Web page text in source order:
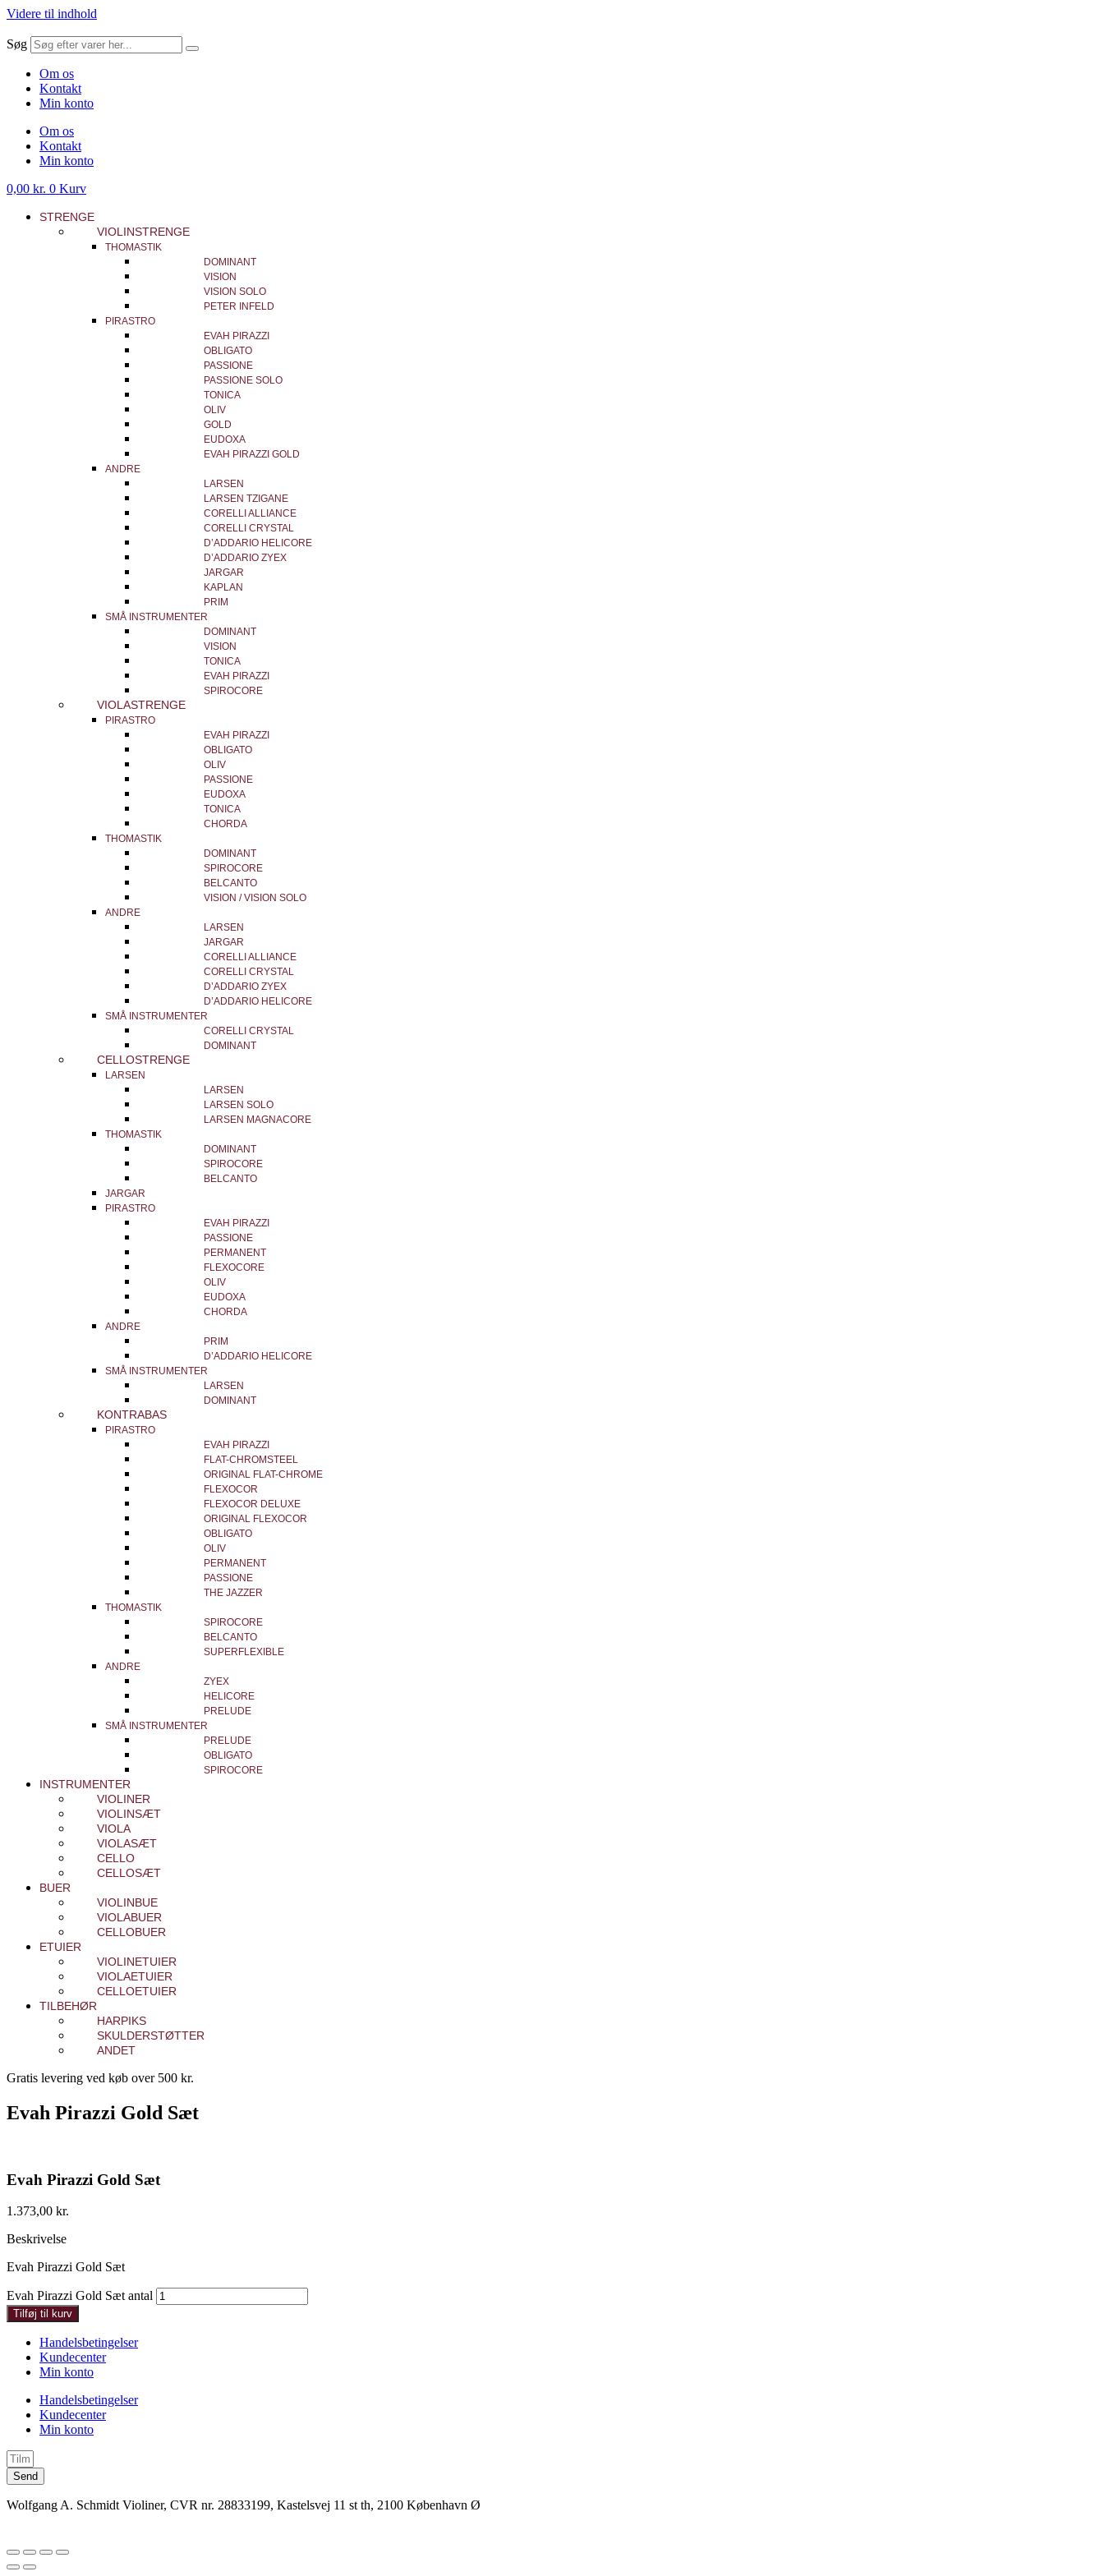
Videre til indhold
Søg
Om os
Kontakt
Min konto
Om os
Kontakt
Min konto
0,00 kr. 0 Kurv
STRENGE
VIOLINSTRENGE
THOMASTIK
DOMINANT
VISION
VISION SOLO
PETER INFELD
PIRASTRO
EVAH PIRAZZI
OBLIGATO
PASSIONE
PASSIONE SOLO
TONICA
OLIV
GOLD
EUDOXA
EVAH PIRAZZI GOLD
ANDRE
LARSEN
LARSEN TZIGANE
CORELLI ALLIANCE
CORELLI CRYSTAL
D’ADDARIO HELICORE
D’ADDARIO ZYEX
JARGAR
KAPLAN
PRIM
SMÅ INSTRUMENTER
DOMINANT
VISION
TONICA
EVAH PIRAZZI
SPIROCORE
VIOLASTRENGE
PIRASTRO
EVAH PIRAZZI
OBLIGATO
OLIV
PASSIONE
EUDOXA
TONICA
CHORDA
THOMASTIK
DOMINANT
SPIROCORE
BELCANTO
VISION / VISION SOLO
ANDRE
LARSEN
JARGAR
CORELLI ALLIANCE
CORELLI CRYSTAL
D’ADDARIO ZYEX
D’ADDARIO HELICORE
SMÅ INSTRUMENTER
CORELLI CRYSTAL
DOMINANT
CELLOSTRENGE
LARSEN
LARSEN
LARSEN SOLO
LARSEN MAGNACORE
THOMASTIK
DOMINANT
SPIROCORE
BELCANTO
JARGAR
PIRASTRO
EVAH PIRAZZI
PASSIONE
PERMANENT
FLEXOCORE
OLIV
EUDOXA
CHORDA
ANDRE
PRIM
D’ADDARIO HELICORE
SMÅ INSTRUMENTER
LARSEN
DOMINANT
KONTRABAS
PIRASTRO
EVAH PIRAZZI
FLAT-CHROMSTEEL
ORIGINAL FLAT-CHROME
FLEXOCOR
FLEXOCOR DELUXE
ORIGINAL FLEXOCOR
OBLIGATO
OLIV
PERMANENT
PASSIONE
THE JAZZER
THOMASTIK
SPIROCORE
BELCANTO
SUPERFLEXIBLE
ANDRE
ZYEX
HELICORE
PRELUDE
SMÅ INSTRUMENTER
PRELUDE
OBLIGATO
SPIROCORE
INSTRUMENTER
VIOLINER
VIOLINSÆT
VIOLA
VIOLASÆT
CELLO
CELLOSÆT
BUER
VIOLINBUE
VIOLABUER
CELLOBUER
ETUIER
VIOLINETUIER
VIOLAETUIER
CELLOETUIER
TILBEHØR
HARPIKS
SKULDERSTØTTER
ANDET
Gratis levering ved køb over 500 kr.
Evah Pirazzi Gold Sæt
Evah Pirazzi Gold Sæt
1.373,00 kr.
Beskrivelse
Evah Pirazzi Gold Sæt
Evah Pirazzi Gold Sæt antal
Tilføj til kurv
Handelsbetingelser
Kundecenter
Min konto
Handelsbetingelser
Kundecenter
Min konto
Send
Wolfgang A. Schmidt Violiner, CVR nr. 28833199, Kastelsvej 11 st th, 2100 København Ø